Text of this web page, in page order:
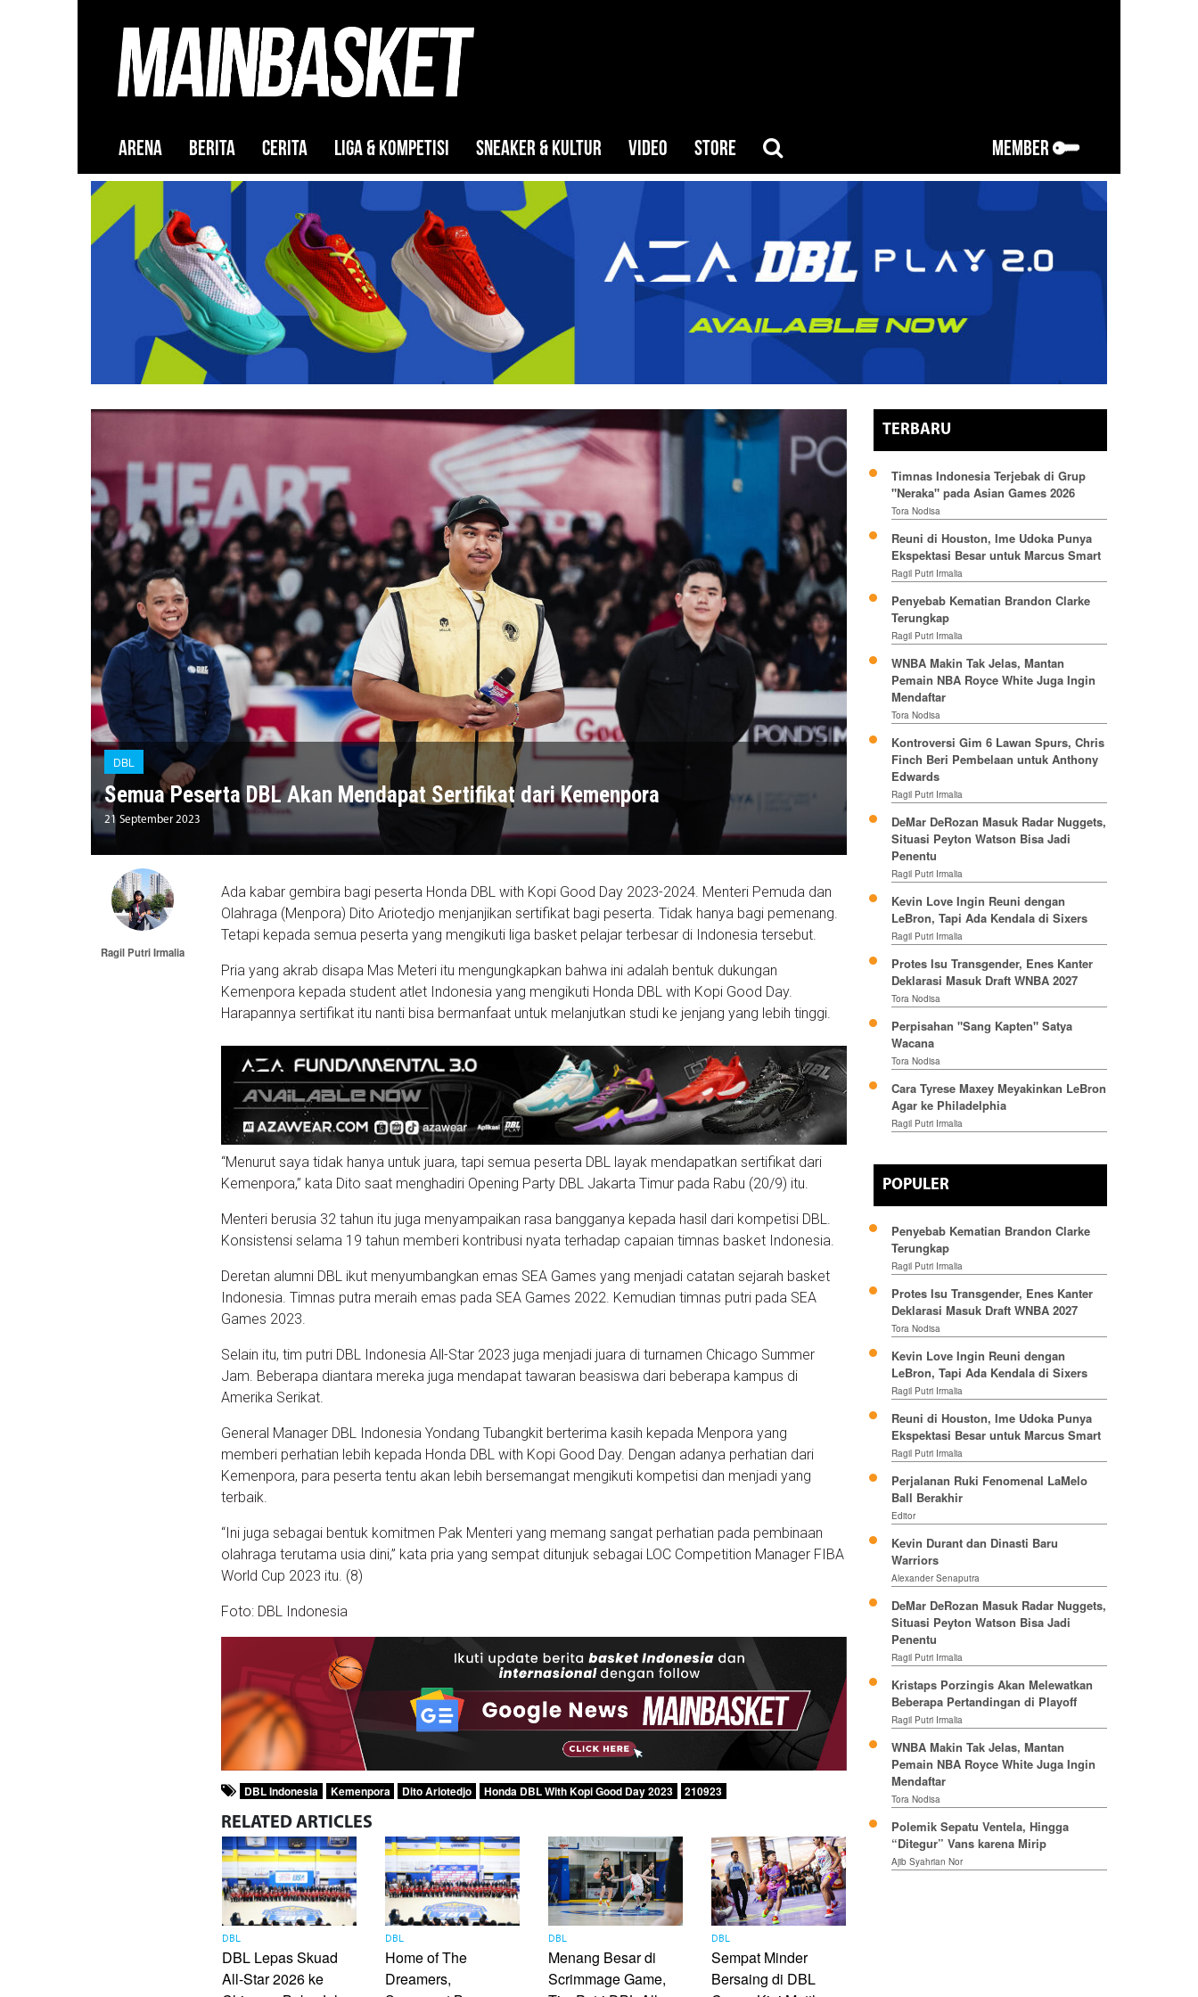
ARENA BERITA CERITA LIGA & KOMPETISI SNEAKER & KULTUR VIDEO STORE MEMBER
DBL
Semua Peserta DBL Akan Mendapat Sertifikat dari Kemenpora
21 September 2023
Ragil Putri Irmalia
Ada kabar gembira bagi peserta Honda DBL with Kopi Good Day 2023-2024. Menteri Pemuda dan
Olahraga (Menpora) Dito Ariotedjo menjanjikan sertifikat bagi peserta. Tidak hanya bagi pemenang.
Tetapi kepada semua peserta yang mengikuti liga basket pelajar terbesar di Indonesia tersebut.
Pria yang akrab disapa Mas Meteri itu mengungkapkan bahwa ini adalah bentuk dukungan
Kemenpora kepada student atlet Indonesia yang mengikuti Honda DBL with Kopi Good Day.
Harapannya sertifikat itu nanti bisa bermanfaat untuk melanjutkan studi ke jenjang yang lebih tinggi.
“Menurut saya tidak hanya untuk juara, tapi semua peserta DBL layak mendapatkan sertifikat dari
Kemenpora,” kata Dito saat menghadiri Opening Party DBL Jakarta Timur pada Rabu (20/9) itu.
Menteri berusia 32 tahun itu juga menyampaikan rasa bangganya kepada hasil dari kompetisi DBL.
Konsistensi selama 19 tahun memberi kontribusi nyata terhadap capaian timnas basket Indonesia.
Deretan alumni DBL ikut menyumbangkan emas SEA Games yang menjadi catatan sejarah basket
Indonesia. Timnas putra meraih emas pada SEA Games 2022. Kemudian timnas putri pada SEA
Games 2023.
Selain itu, tim putri DBL Indonesia All-Star 2023 juga menjadi juara di turnamen Chicago Summer
Jam. Beberapa diantara mereka juga mendapat tawaran beasiswa dari beberapa kampus di
Amerika Serikat.
General Manager DBL Indonesia Yondang Tubangkit berterima kasih kepada Menpora yang
memberi perhatian lebih kepada Honda DBL with Kopi Good Day. Dengan adanya perhatian dari
Kemenpora, para peserta tentu akan lebih bersemangat mengikuti kompetisi dan menjadi yang
terbaik.
“Ini juga sebagai bentuk komitmen Pak Menteri yang memang sangat perhatian pada pembinaan
olahraga terutama usia dini,” kata pria yang sempat ditunjuk sebagai LOC Competition Manager FIBA
World Cup 2023 itu. (8)
Foto: DBL Indonesia
DBL Indonesia Kemenpora Dito Ariotedjo Honda DBL With Kopi Good Day 2023 210923
RELATED ARTICLES
DBL
DBL Lepas Skuad
All-Star 2026 ke
DBL
Home of The
Dreamers,
DBL
Menang Besar di
Scrimmage Game,
DBL
Sempat Minder
Bersaing di DBL
TERBARU
Timnas Indonesia Terjebak di Grup
"Neraka" pada Asian Games 2026
Tora Nodisa
Reuni di Houston, Ime Udoka Punya
Ekspektasi Besar untuk Marcus Smart
Ragil Putri Irmalia
Penyebab Kematian Brandon Clarke
Terungkap
Ragil Putri Irmalia
WNBA Makin Tak Jelas, Mantan
Pemain NBA Royce White Juga Ingin
Mendaftar
Tora Nodisa
Kontroversi Gim 6 Lawan Spurs, Chris
Finch Beri Pembelaan untuk Anthony
Edwards
Ragil Putri Irmalia
DeMar DeRozan Masuk Radar Nuggets,
Situasi Peyton Watson Bisa Jadi
Penentu
Ragil Putri Irmalia
Kevin Love Ingin Reuni dengan
LeBron, Tapi Ada Kendala di Sixers
Ragil Putri Irmalia
Protes Isu Transgender, Enes Kanter
Deklarasi Masuk Draft WNBA 2027
Tora Nodisa
Perpisahan "Sang Kapten" Satya
Wacana
Tora Nodisa
Cara Tyrese Maxey Meyakinkan LeBron
Agar ke Philadelphia
Ragil Putri Irmalia
POPULER
Penyebab Kematian Brandon Clarke
Terungkap
Ragil Putri Irmalia
Protes Isu Transgender, Enes Kanter
Deklarasi Masuk Draft WNBA 2027
Tora Nodisa
Kevin Love Ingin Reuni dengan
LeBron, Tapi Ada Kendala di Sixers
Ragil Putri Irmalia
Reuni di Houston, Ime Udoka Punya
Ekspektasi Besar untuk Marcus Smart
Ragil Putri Irmalia
Perjalanan Ruki Fenomenal LaMelo
Ball Berakhir
Editor
Kevin Durant dan Dinasti Baru
Warriors
Alexander Senaputra
DeMar DeRozan Masuk Radar Nuggets,
Situasi Peyton Watson Bisa Jadi
Penentu
Ragil Putri Irmalia
Kristaps Porzingis Akan Melewatkan
Beberapa Pertandingan di Playoff
Ragil Putri Irmalia
WNBA Makin Tak Jelas, Mantan
Pemain NBA Royce White Juga Ingin
Mendaftar
Tora Nodisa
Polemik Sepatu Ventela, Hingga
“Ditegur” Vans karena Mirip
Ajib Syahrian Nor